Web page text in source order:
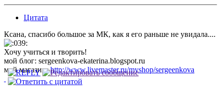
Цитата
Ксана, спасибо большое за МК, как я его раньше не увидала....
Хочу учиться и творить!
мой блог: sergeenkova-ekaterina.blogspot.ru
мой магазин:http://www.livemaster.ru/myshop/sergeenkova